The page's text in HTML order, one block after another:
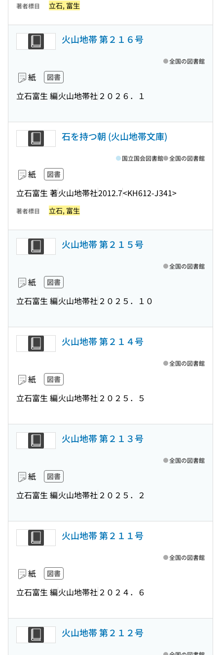
著者標目 立石, 富生
火山地帯 第２１６号
紙 図書
立石富生 編火山地帯社 ２０２６．１
全国の図書館
石を持つ朝 (火山地帯文庫)
紙 図書
立石富生 著火山地帯社2012.7<KH612-J341>
国立国会図書館 全国の図書館
著者標目 立石, 富生
火山地帯 第２１５号
紙 図書
立石富生 編火山地帯社 ２０２５．１０
全国の図書館
火山地帯 第２１４号
紙 図書
立石富生 編火山地帯社 ２０２５．５
全国の図書館
火山地帯 第２１３号
紙 図書
立石富生 編火山地帯社 ２０２５．２
全国の図書館
火山地帯 第２１１号
紙 図書
立石富生 編火山地帯社 ２０２４．６
全国の図書館
火山地帯 第２１２号